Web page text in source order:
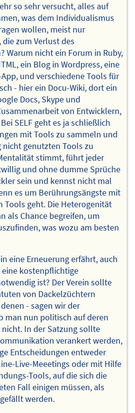
so sehr versucht, alles auf
was dem Individualismus
wollen, meist nur
zum Verlust des
Warum nicht ein Forum in Ruby,
ein Blog in Wordpress, eine
und verschiedene Tools für
- hier ein Docu-Wiki, dort ein
Docs, Skype und
von Entwicklern,
SELF geht es ja schließlich
mit Tools zu sammeln und
nicht genutzten Tools zu
stimmt, führt jeder
und ohne dumme Sprüche
sein und kennst nicht mal
es um Berührungsängste mit
Tools geht. Die Heterogenität
als Chance begreifen, um
was wozu am besten
eine Erneuerung erfährt, auch
kostenpflichtige
ist? Der Verein sollte
von Dackelzüchtern
- sagen wir der
man nun politisch auf deren
In der Satzung sollte
verankert werden,
Entscheidungen entweder
Live-Meeetings oder mit Hilfe
Tools, auf die sich die
Fall einigen müssen, als
werden.